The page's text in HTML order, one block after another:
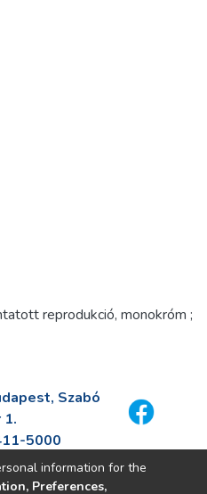
reprodukció, monokróm ;
Szabó
1.
5000
information for the
Preferences,